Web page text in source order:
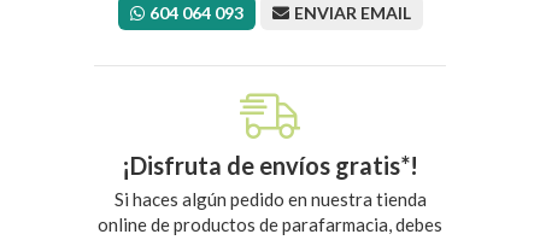
604 064 093 ENVIAR EMAIL
¡Disfruta de envíos gratis*!
Si haces algún pedido en nuestra tienda
online de productos de parafarmacia, debes